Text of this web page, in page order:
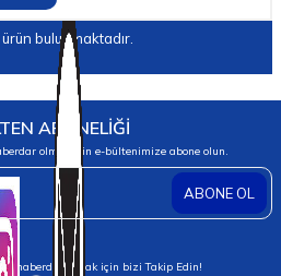
ürün bulunmaktadır.
ABONELİĞİ
olmak için e-bültenimize abone olun.
ABONE OL
haberdar olmak için bizi Takip Edin!